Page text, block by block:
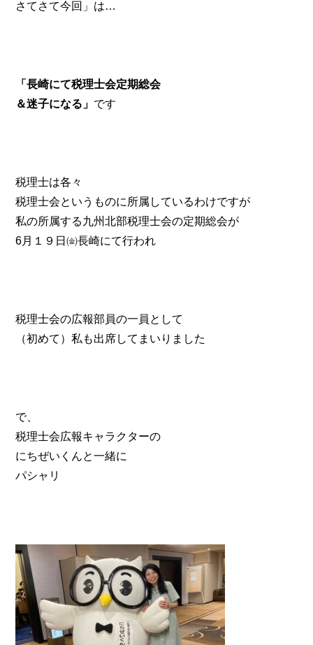
さてさて今回」は…
「長崎にて税理士会定期総会
＆迷子になる」 です
税理士は各々
税理士会というものに所属しているわけですが
私の所属する九州北部税理士会の定期総会が
6月１９日㈮長崎にて行われ
税理士会の広報部員の一員として
（初めて）私も出席してまいりました
で、
税理士会広報キャラクターの
にちぜいくんと一緒に
パシャリ